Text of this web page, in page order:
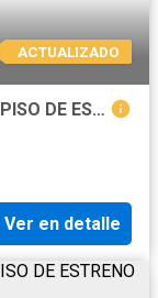
ACTUALIZADO
DEPARTAMENTO DE ESTRENO EN 6 ° PISO DE ESTRENO AV. COLIBRÍES FRENTE PARQUE
Ver en detalle